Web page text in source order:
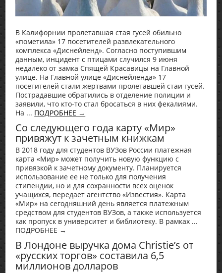
В Калифорнии пролетавшая стая гусей обильно
«пометила» 17 посетителей развлекательного
комплекса «Диснейленд». Согласно поступившим
данным, инцидент с птицами случился 9 июня
недалеко от замка Спящей Красавицы на Главной
улице. На Главной улице «Диснейленда» 17
посетителей стали жертвами пролетавшей стаи гусей.
Пострадавшие обратились в отделение полиции и
заявили, что кто-то стал бросаться в них фекалиями.
На ... ПОДРОБНЕЕ →
Со следующего года карту «Мир»
привяжут к зачетным книжкам
В 2018 году для студентов ВУЗов России платежная
карта «Мир» может получить новую функцию с
привязкой к зачетному документу. Планируется
использование ее не только для получения
стипендии, но и для сохранности всех оценок
учащихся, передает агентство «Известия». Карта
«Мир» на сегодняшний день является платежным
средством для студентов ВУЗов, а также используется
как пропуск в университет и библиотеку. В рамках ...
ПОДРОБНЕЕ →
В Лондоне выручка дома Christie’s от
«русских торгов» составила 6,5
миллионов долларов